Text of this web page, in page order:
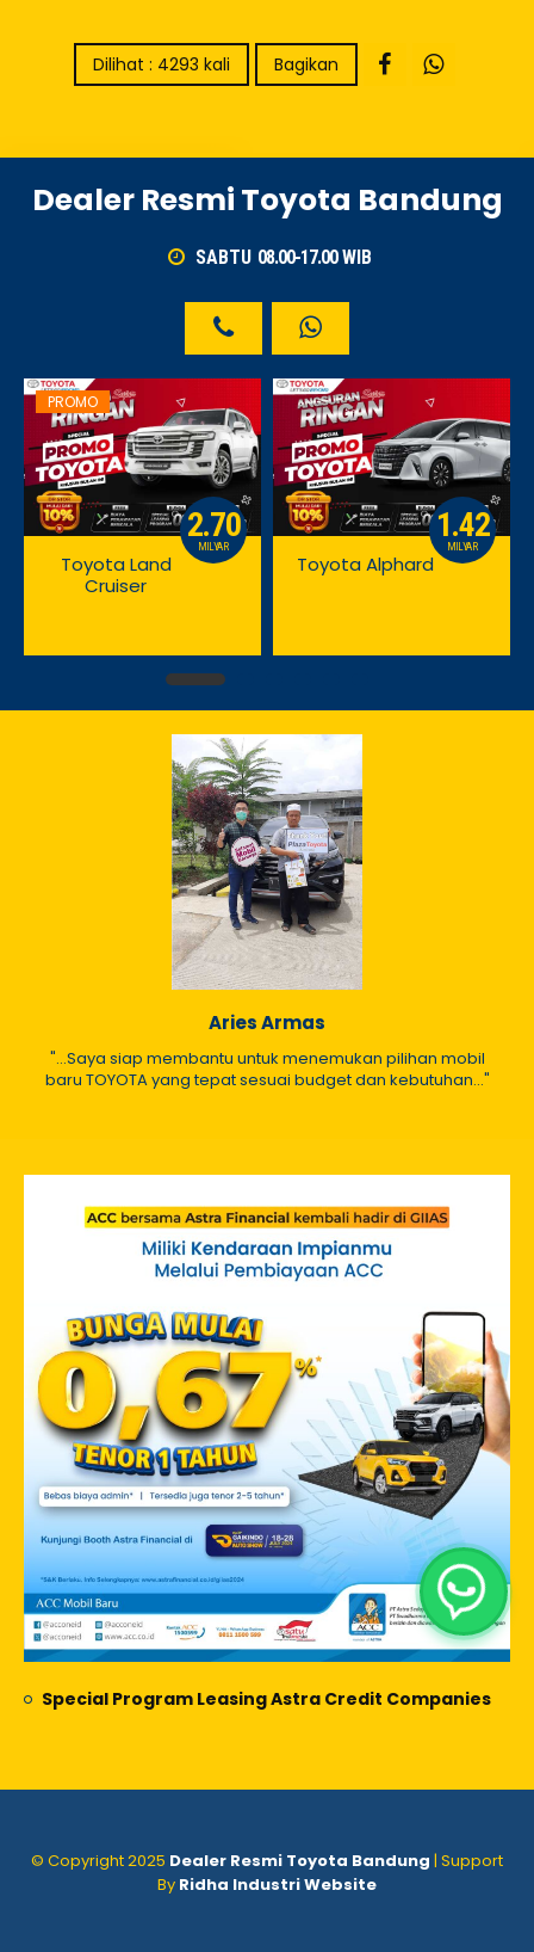
Dilihat : 4293 kali Bagikan
Dealer Resmi Toyota Bandung
SABTU 08.00-17.00WIB
PROMO
2.70
MILYAR
Toyota Land
Cruiser
1.42
MILYAR
Toyota Alphard
Aries Armas
"...Saya siap membantu untuk menemukan pilihan mobil
baru TOYOTA yang tepat sesuai budget dan kebutuhan..."
Special Program Leasing Astra Credit Companies
© Copyright 2025 Dealer Resmi Toyota Bandung | Support
By Ridha Industri Website